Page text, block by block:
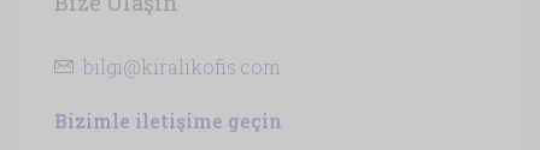
bilgi@kiralikofis.com
Bizimle iletişime geçin